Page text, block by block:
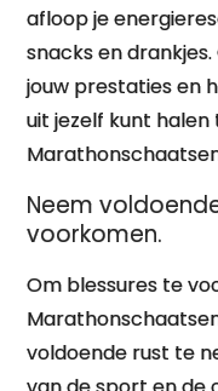
afloop je
snacks en
jouw prestaties en
uit jezelf kunt halen
Neem
voorkomen.
Om blessures te
voldoende rust te